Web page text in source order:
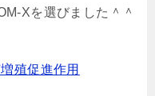
Xを選びました＾＾
殖促進作用